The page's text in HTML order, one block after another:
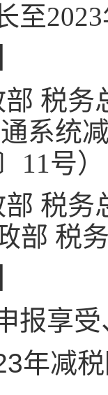
至
部 税
系统
11号）
部 税
部 税
报享
年减